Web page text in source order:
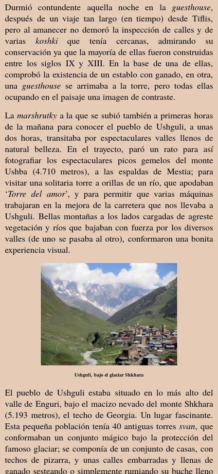
Durmió contundente aquella noche en la guesthouse,
después de un viaje tan largo (en tiempo) desde Tiflis,
pero al amanecer no demoró la inspección de calles y de
varias koshkique tenía cercanas, admirando su
conservación ya que la mayoría de ellas fueron construidas
entre los siglos IX y XIII. En la base de una de ellas,
comprobó la existencia de un establo con ganado, en otra,
una guesthousese arrimaba a la torre, pero todas ellas
ocupando en el paisaje una imagen de contraste.
La marshrutkya la que se subió también a primeras horas
de la mañana para conocer el pueblo de Ushguli, a unas
dos horas, transitaba por espectaculares valles llenos de
natural belleza. En el trayecto, paró un rato para así
fotografiar los espectaculares picos gemelos del monte
Ushba (4.710 metros), a las espaldas de Mestia; para
visitar una solitaria torre a orillas de un río, que apodaban
‘Torre del amor’, y para permitir que varias máquinas
trabajaran en la mejora de la carretera que nos llevaba a
Ushguli. Bellas montañas a los lados cargadas de agreste
vegetación y ríos que bajaban con fuerza por los diversos
valles (de uno se pasaba al otro), conformaron una bonita
experiencia visual.
Ushguli, bajo el glaciar Shkhara
El pueblo de Ushguli estaba situado en lo más alto del
valle de Enguri, bajo el macizo nevado del monte Shkhara
(5.193 metros), el techo de Georgia. Un lugar fascinante.
Esta pequeña población tenía 40 antiguas torres svan, que
conformaban un conjunto mágico bajo la protección del
famoso glaciar; se componía de un conjunto de casas, con
techos de pizarra, y unas calles embarradas y llenas de
ganado sesteando o simplemente rumiando su buche lleno